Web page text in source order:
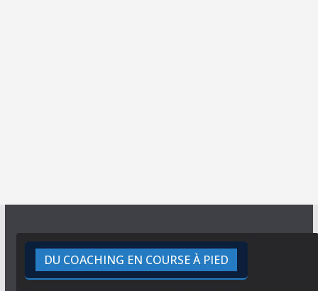
DU COACHING EN COURSE À PIED